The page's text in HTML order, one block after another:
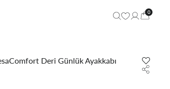
0
Deri Günlük Ayakkabı